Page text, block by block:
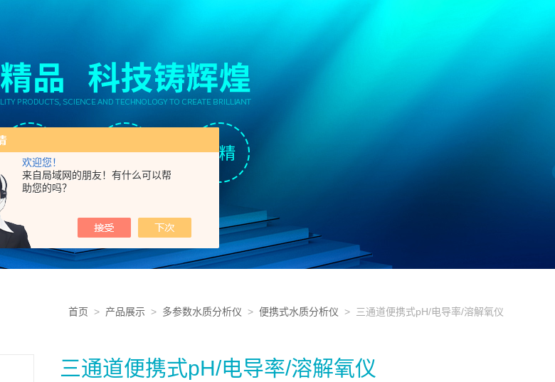
欢迎您！
来自局域网的朋友！有什么可以帮
助您的吗？
首页 > 产品展示 > 多参数水质分析仪 > 便携式水质分析仪 > 三通道便携式pH/电导率/溶解氧仪
三通道便携式pH/电导率/溶解氧仪